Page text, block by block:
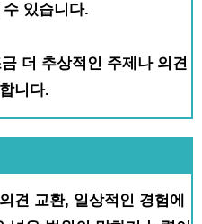
있습니다.
더 추상적인 주제나 의견
니다.
견 교환, 일상적인 경험에